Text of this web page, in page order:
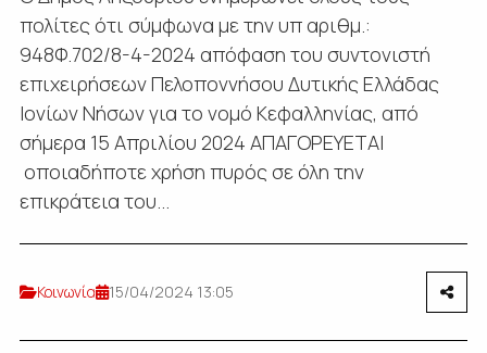
πολίτες ότι σύμφωνα με την υπ αριθμ.:
948Φ.702/8-4-2024 απόφαση του συντονιστή
επιχειρήσεων Πελοποννήσου Δυτικής Ελλάδας
Ιονίων Νήσων για το νομό Κεφαλληνίας, από
σήμερα 15 Απριλίου 2024 ΑΠΑΓΟΡΕΥΕΤΑΙ
οποιαδήποτε χρήση πυρός σε όλη την
επικράτεια του...
Κοινωνία 15/04/2024 13:05